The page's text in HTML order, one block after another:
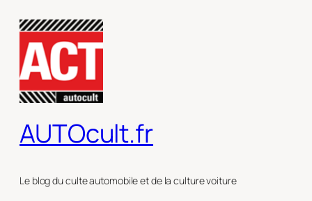
contenu
AUTOcult.fr
Le blog du culte automobile et de la culture voiture